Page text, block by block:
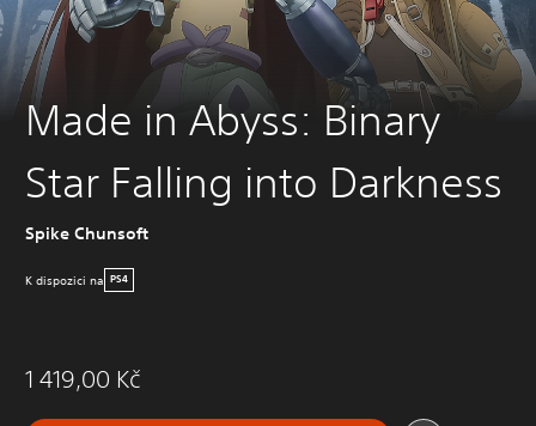
Made in Abyss: Binary
Star Falling into Darkness
Spike Chunsoft
K dispozici na PS4
1 419,00 Kč